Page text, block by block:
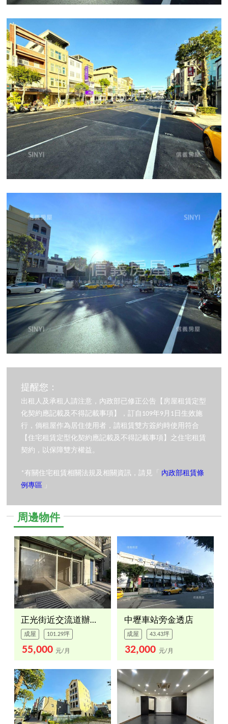
提醒您：
出租人及承租人請注意，內政部已修正公告【房屋租賃定型
化契約應記載及不得記載事項】，訂自109年9月1日生效施
行，倘租屋作為居住使用者，請租賃雙方簽約時使用符合
【住宅租賃定型化契約應記載及不得記載事項】之住宅租賃
契約，以保障雙方權益。
*有關住宅租賃相關法規及相關資訊，請見「 內政部租賃條
例專區 」
周邊物件
正光街近交流道辦公店面
成屋 101.29坪
55,000 元/月
中壢車站旁金透店
成屋 43.43坪
32,000 元/月